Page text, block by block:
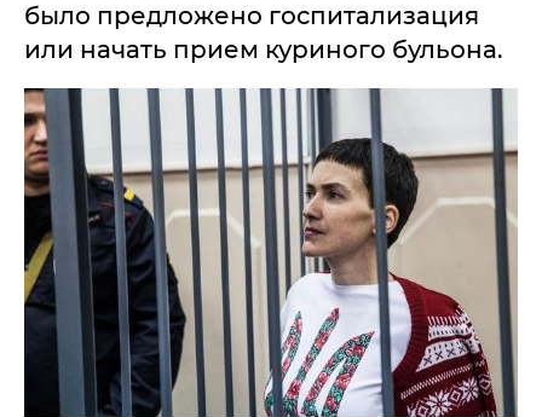
было предложено госпитализация
или начать прием куриного бульона.